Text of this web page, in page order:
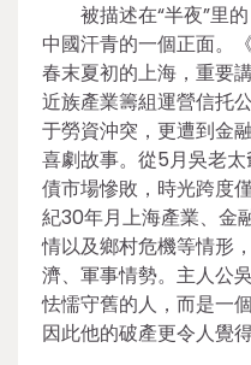
被描述在“半夜”里
中國汗青的一個正面。
春末夏初的上海，重要
近族產業籌組運營信托
于勞資沖突，更遭到金
喜劇故事。從5月吳老
債市場慘敗，時光跨度
紀30年月上海產業、金
情以及鄉村危機等情形
濟、軍事情勢。主人公
怯懦守舊的人，而是一
因此他的破產更令人覺